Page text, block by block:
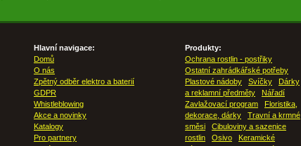
Hlavní navigace:
Domů
O nás
Zpětný odběr elektro a baterií
GDPR
Whistleblowing
Akce a novinky
Katalogy
Pro partnery
Produkty:
Ochrana rostlin - postřiky
Ostatní zahrádkářské potřeby
Plastové nádoby
Svíčky
Dárky
a reklamní předměty
Nářadí
Zavlažovací program
Floristika,
dekorace, dárky
Travní a krmné
směsi
Cibuloviny a sazenice
rostlin
Osivo
Keramické